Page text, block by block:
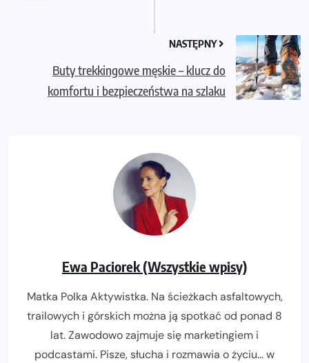
NASTĘPNY
Buty trekkingowe męskie – klucz do
komfortu i bezpieczeństwa na szlaku
Ewa Paciorek (Wszystkie wpisy)
Matka Polka Aktywistka. Na ścieżkach asfaltowych,
trailowych i górskich można ją spotkać od ponad 8
lat. Zawodowo zajmuje się marketingiem i
podcastami. Pisze, słucha i rozmawia o życiu... w